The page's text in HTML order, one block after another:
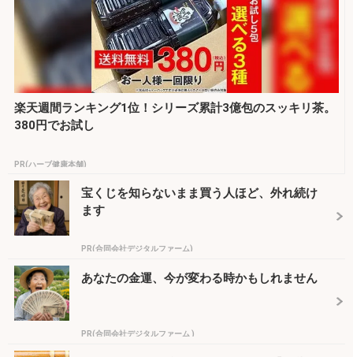
楽天週間ランキング1位！シリーズ累計3億包のスッキリ茶。
380円でお試し
PR(ハーブ健康本舗)
宝くじを知らないまま買う人ほど、外れ続け
ます
PR(合同会社デジタルファーム)
あなたの金運、今が変わる時かもしれません
PR(合同会社デジタルファーム )